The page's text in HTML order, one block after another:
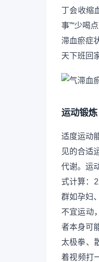
丁会收缩
事”“少喝
滞血瘀症
天下班回
运动锻炼
适度运动
见的合适
代谢。运
式计算：
群如孕妇
不宜运动
者本身可
太极拳、
着视频打